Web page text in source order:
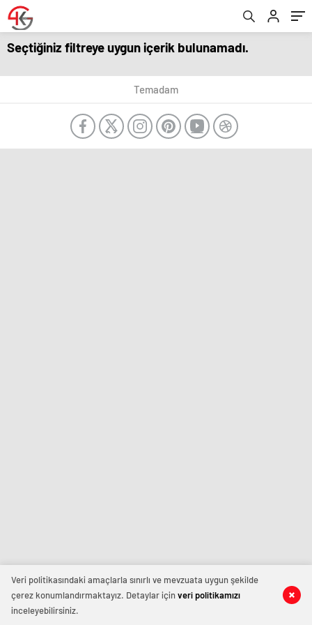
Seçtiğiniz filtreye uygun içerik bulunamadı.
Temadam
Veri politikasındaki amaçlarla sınırlı ve mevzuata uygun şekilde
çerez konumlandırmaktayız. Detaylar içinveri politikamızı
inceleyebilirsiniz.